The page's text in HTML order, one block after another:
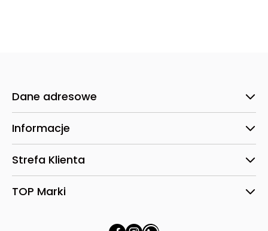
Dane adresowe
Informacje
Strefa Klienta
TOP Marki